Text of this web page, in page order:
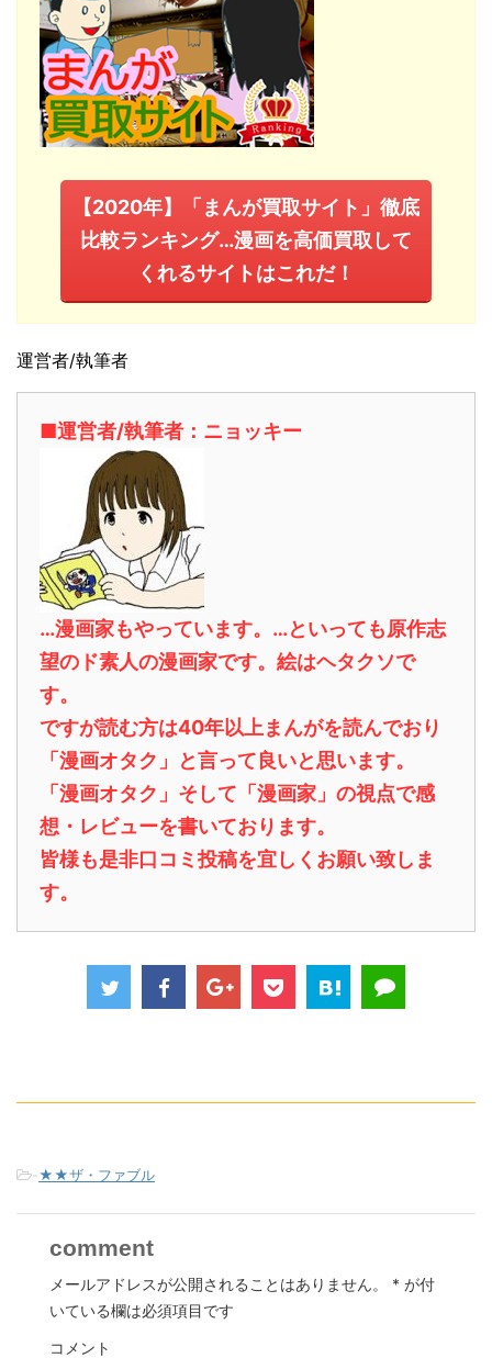
【2020年】「まんが買取サイト」徹底
比較ランキング…漫画を高価買取して
くれるサイトはこれだ！
運営者/執筆者
■運営者/執筆者：ニョッキー
…漫画家もやっています。…といっても原作志
望のド素人の漫画家です。絵はヘタクソで
す。
ですが読む方は40年以上まんがを読んでおり
「漫画オタク」と言って良いと思います。
「漫画オタク」そして「漫画家」の視点で感
想・レビューを書いております。
皆様も是非口コミ投稿を宜しくお願い致しま
す。
-★★ザ・ファブル
comment
メールアドレスが公開されることはありません。 * が付
いている欄は必須項目です
コメント